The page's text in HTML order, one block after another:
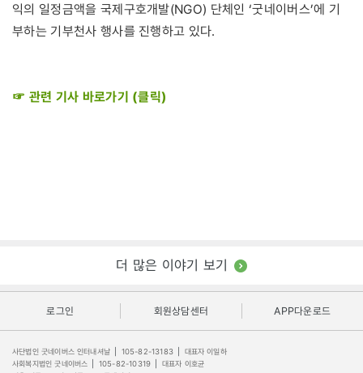
익의 일정금액을 국제구호개발(NGO) 단체인 ‘굿네이버스’에 기
부하는 기부천사 행사를 진행하고 있다.
☞ 관련 기사 바로가기 (클릭)
더 많은 이야기 보기
로그인 회원상담센터 APP다운로드
사단법인 굿네이버스 인터내셔날 105-82-13183
대표자 이일하
사회복지법인 굿네이버스
105-82-10319
대표자 이호균